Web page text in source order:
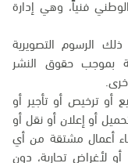
فنياً، وهي إدارة
الرسوم التصويرية
بموجب حقوق النشر
أو ترخيص أو تأجير أو
أو إعلان أو نقل أو
أعمال مشتقة من أي
لأغراض تجارية، دون